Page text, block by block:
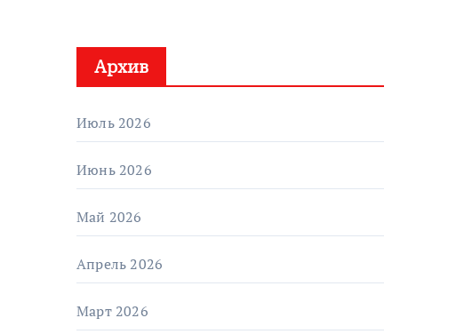
Архив
Июль 2026
Июнь 2026
Май 2026
Апрель 2026
Март 2026